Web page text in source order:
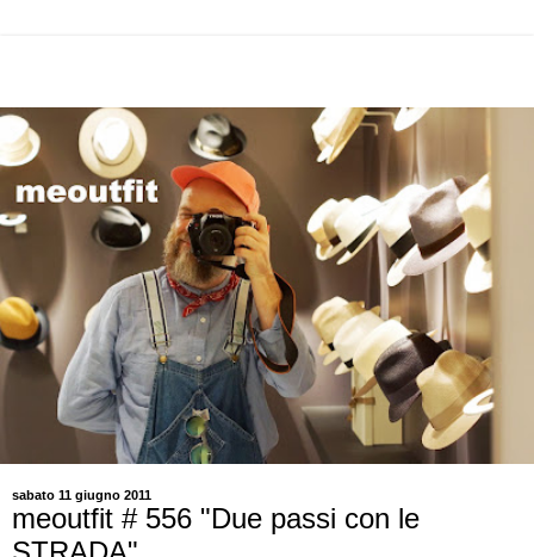
sabato 11 giugno 2011
meoutfit # 556 "Due passi con le